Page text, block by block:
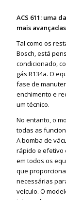
ACS 611: uma
mais
Tal como os
Bosch, está
condicionado,
gás R134a. O
fase de
enchimento e
um técnico.
No entanto, o
todas as
A bomba de
rápido e efetivo
em todos os
que
necessárias
veículo. O